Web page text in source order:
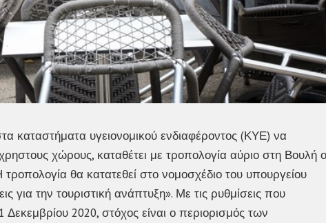
καταστήματα υγειονομικού ενδιαφέροντος (ΚΥΕ) να
χώρους, καταθέτει με τροπολογία αύριο στη Βουλή ο
θα κατατεθεί στο νομοσχέδιο του υπουργείου
για την τουριστική ανάπτυξη». Με τις ρυθμίσεις που
2020, στόχος είναι ο περιορισμός των